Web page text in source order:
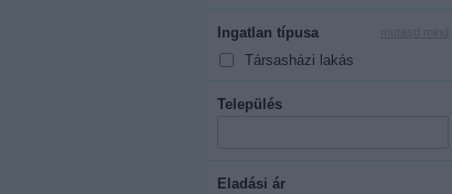
Ingatlan típusa
Társasházi lakás
Település
Eladási ár